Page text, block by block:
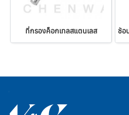
ที่กรองค็อกเทลสแตนเลส